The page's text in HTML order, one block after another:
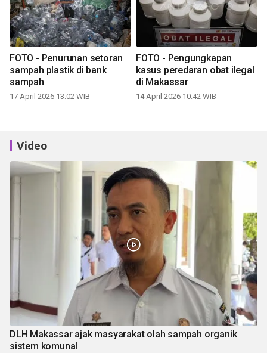
FOTO - Penurunan setoran
sampah plastik di bank
sampah
17 April 2026 13:02 WIB
FOTO - Pengungkapan
kasus peredaran obat ilegal
di Makassar
14 April 2026 10:42 WIB
Video
DLH Makassar ajak masyarakat olah sampah organik
sistem komunal